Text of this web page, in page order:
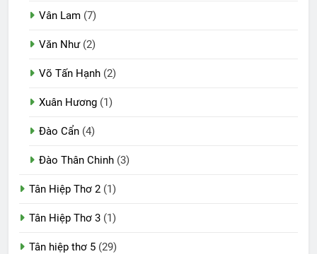
Vân Lam (7)
Văn Như(2)
Võ Tấn Hạnh (2)
Xuân Hương (1)
Đào Cẩn (4)
Đào Thân Chinh (3)
Tân Hiệp Thơ 2 (1)
Tân Hiệp Thơ 3 (1)
Tân hiệp thơ 5 (29)